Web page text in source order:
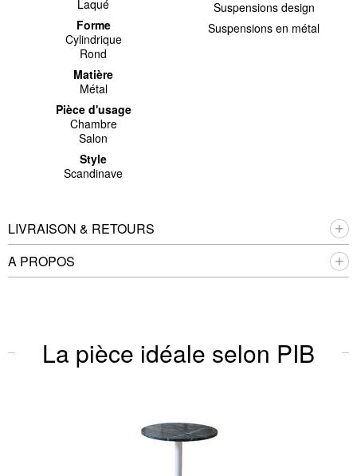
Laqué
Forme
Cylindrique
Rond
Matière
Métal
Pièce d'usage
Chambre
Salon
Style
Scandinave
Suspensions design
Suspensions en métal
LIVRAISON & RETOURS
A PROPOS
La pièce idéale selon PIB